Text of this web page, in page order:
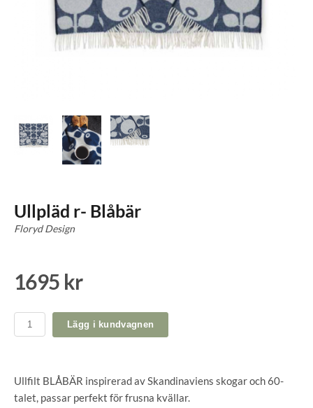
Ullpläd r- Blåbär
Floryd Design
1695 kr
Lägg i kundvagnen
Ullfilt BLÅBÄR inspirerad av Skandinaviens skogar och 60-
talet, passar perfekt för frusna kvällar.